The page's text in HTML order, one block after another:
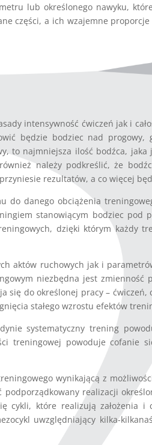
lub określonego nawyku,
części, a ich wzajemne
intensywność ćwiczeń jak i
będzie bodziec nad progowy,
to najmniejsza ilość bodźca,
należy podkreślić, że
rezultatów, a co więcej
do danego obciążenia
stanowiącym bodziec pod
dzięki którym każdy
aktów ruchowych jak i
niezbędna jest
się do określonej pracy –
stałego wzrostu efektów
systematyczny trening
treningowej powoduje cofanie
wynikającą z
realizacji
cykli, które realizują założenia
uwzględniający kilka-